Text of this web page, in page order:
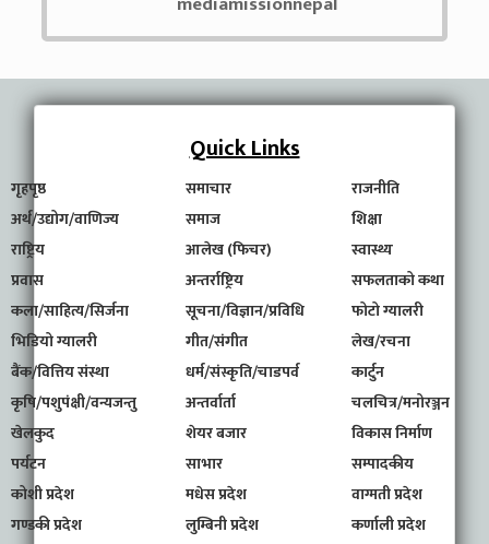
Quick Links
गृहपृष्ठ समाचार
राजनीति
अर्थ/उद्योग/वाणिज्य
समाज
शिक्षा
राष्ट्रिय
आलेख (फिचर)
स्वास्थ्य
प्रवास
अन्तर्राष्ट्रिय
सफलताको कथा
कला/साहित्य/सिर्जना
सूचना/विज्ञान/प्रविधि
फोटो ग्यालरी
भिडियो ग्यालरी
गीत/संगीत
लेख/रचना
बैंक/वित्तिय संस्था
धर्म/संस्कृति/चाडपर्व
कार्टुन
कृषि/पशुपंक्षी/वन्यजन्तु
अन्तर्वार्ता
चलचित्र/मनोरञ्जन
खेलकुद
शेयर बजार
विकास निर्माण
पर्यटन
साभार
सम्पादकीय
कोशी प्रदेश
मधेस प्रदेश
वाग्मती प्रदेश
गण्डकी प्रदेश
लुम्बिनी प्रदेश
कर्णाली प्रदेश